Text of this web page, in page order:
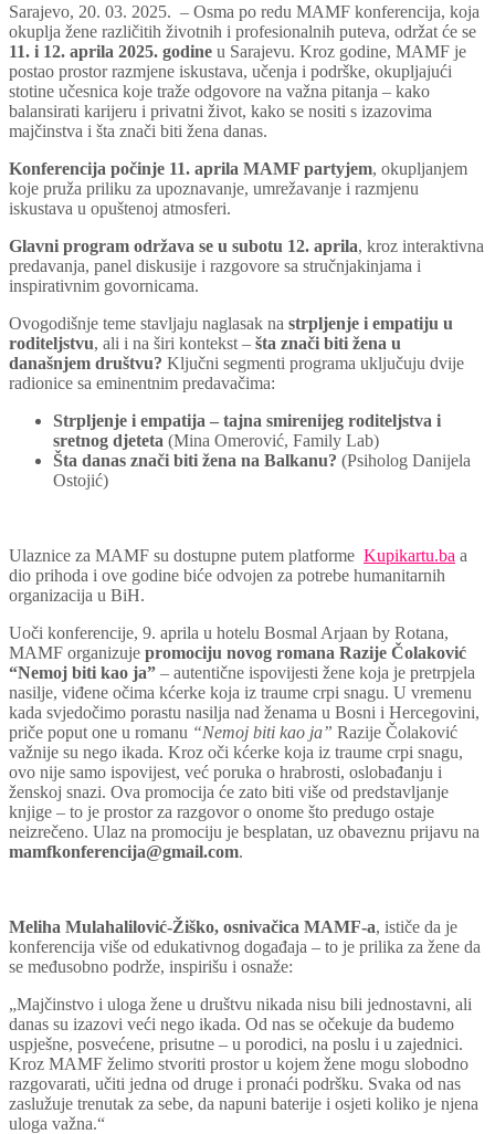
Sarajevo, 20. 03. 2025. – Osma po redu MAMF konferencija, koja
okuplja žene različitih životnih i profesionalnih puteva, održat će se
11. i 12. aprila 2025. godine u Sarajevu. Kroz godine, MAMF je
postao prostor razmjene iskustava, učenja i podrške, okupljajući
stotine učesnica koje traže odgovore na važna pitanja – kako
balansirati karijeru i privatni život, kako se nositi s izazovima
majčinstva i šta znači biti žena danas.
Konferencija počinje 11. aprila MAMF partyjem, okupljanjem
koje pruža priliku za upoznavanje, umrežavanje i razmjenu
iskustava u opuštenoj atmosferi.
Glavni program održava se u subotu 12. aprila, kroz interaktivna
predavanja, panel diskusije i razgovore sa stručnjakinjama i
inspirativnim govornicama.
Ovogodišnje teme stavljaju naglasak na strpljenje i empatiju u
roditeljstvu, ali i na širi kontekst – šta znači biti žena u
današnjem društvu? Ključni segmenti programa uključuju dvije
radionice sa eminentnim predavačima:
Strpljenje i empatija – tajna smirenijeg roditeljstva i
sretnog djeteta (Mina Omerović, Family Lab)
Šta danas znači biti žena na Balkanu? (Psiholog Danijela
Ostojić)
Ulaznice za MAMF su dostupne putem platforme Kupikartu.ba a
dio prihoda i ove godine biće odvojen za potrebe humanitarnih
organizacija u BiH.
Uoči konferencije, 9. aprila u hotelu Bosmal Arjaan by Rotana,
MAMF organizuje promociju novog romana Razije Čolaković
“Nemoj biti kao ja” – autentične ispovijesti žene koja je pretrpjela
nasilje, viđene očima kćerke koja iz traume crpi snagu. U vremenu
kada svjedočimo porastu nasilja nad ženama u Bosni i Hercegovini,
priče poput one u romanu “Nemoj biti kao ja” Razije Čolaković
važnije su nego ikada. Kroz oči kćerke koja iz traume crpi snagu,
ovo nije samo ispovijest, već poruka o hrabrosti, oslobađanju i
ženskoj snazi. Ova promocija će zato biti više od predstavljanje
knjige – to je prostor za razgovor o onome što predugo ostaje
neizrečeno. Ulaz na promociju je besplatan, uz obaveznu prijavu na
mamfkonferencija@gmail.com.
Meliha Mulahalilović-Žiško, osnivačica MAMF-a, ističe da je
konferencija više od edukativnog događaja – to je prilika za žene da
se međusobno podrže, inspirišu i osnaže:
„Majčinstvo i uloga žene u društvu nikada nisu bili jednostavni, ali
danas su izazovi veći nego ikada. Od nas se očekuje da budemo
uspješne, posvećene, prisutne – u porodici, na poslu i u zajednici.
Kroz MAMF želimo stvoriti prostor u kojem žene mogu slobodno
razgovarati, učiti jedna od druge i pronaći podršku. Svaka od nas
zaslužuje trenutak za sebe, da napuni baterije i osjeti koliko je njena
uloga važna.“